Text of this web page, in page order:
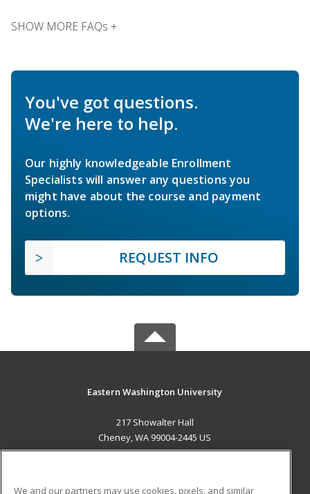
SHOW MORE FAQs +
You've got questions.
We're here to help.
Our highly knowledgeable Enrollment
Specialists will answer any questions you
might have about the course and payment
options.
REQUEST INFO
Eastern Washington University
217 Showalter Hall
Cheney, WA 99004-2445 US
We and our partners may use cookies, pixels, and similar